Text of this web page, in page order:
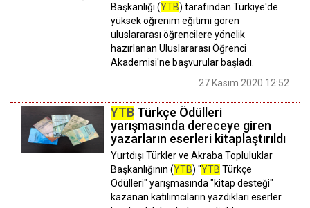
Başkanlığı (YTB) tarafından Türkiye'de
yüksek öğrenim eğitimi gören
uluslararası öğrencilere yönelik
hazırlanan Uluslararası Öğrenci
Akademisi'ne başvurular başladı.
27 Kasım 2020 12:52
YTB Türkçe Ödülleri
yarışmasında dereceye giren
yazarların eserleri kitaplaştırıldı
Yurtdışı Türkler ve Akraba Topluluklar
Başkanlığının (YTB) "YTB Türkçe
Ödülleri" yarışmasında "kitap desteği"
kazanan katılımcıların yazdıkları eserler